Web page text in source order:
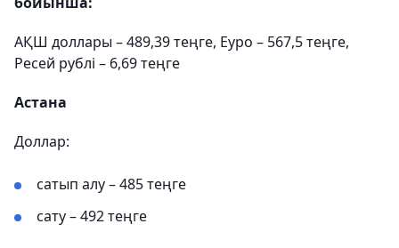
АҚШ доллары – 489,39 теңге, Еуро – 567,5 теңге,
Ресей рублі – 6,69 теңге
Астана
Доллар:
сатып алу – 485 теңге
сату – 492 теңге